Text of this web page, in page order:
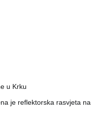
u Krku
je reflektorska rasvjeta na